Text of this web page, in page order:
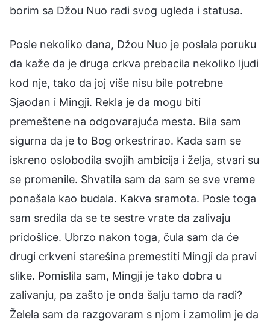
borim sa Džou Nuo radi svog ugleda i statusa.
Posle nekoliko dana, Džou Nuo je poslala poruku
da kaže da je druga crkva prebacila nekoliko ljudi
kod nje, tako da joj više nisu bile potrebne
Sjaodan i Mingji. Rekla je da mogu biti
premeštene na odgovarajuća mesta. Bila sam
sigurna da je to Bog orkestrirao. Kada sam se
iskreno oslobodila svojih ambicija i želja, stvari su
se promenile. Shvatila sam da sam se sve vreme
ponašala kao budala. Kakva sramota. Posle toga
sam sredila da se te sestre vrate da zalivaju
pridošlice. Ubrzo nakon toga, čula sam da će
drugi crkveni starešina premestiti Mingji da pravi
slike. Pomislila sam, Mingji je tako dobra u
zalivanju, pa zašto je onda šalju tamo da radi?
Želela sam da razgovaram s njom i zamolim je da